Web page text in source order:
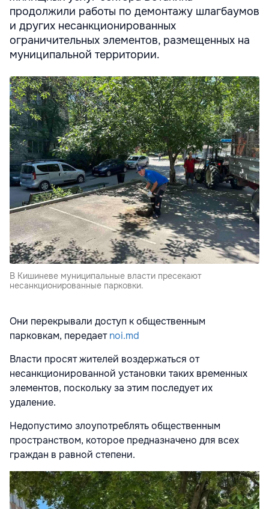
продолжили работы по демонтажу шлагбаумов
и других несанкционированных
ограничительных элементов, размещенных на
муниципальной территории.
В Кишиневе муниципальные власти пресекают
несанкционированные парковки.
Они перекрывали доступ к общественным
парковкам, передаетnoi.md
Власти просят жителей воздержаться от
несанкционированной установки таких временных
элементов, поскольку за этим последует их
удаление.
Недопустимо злоупотреблять общественным
пространством, которое предназначено для всех
граждан в равной степени.